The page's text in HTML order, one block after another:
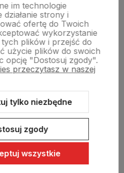
im technologie
strony i
ofertę do Twoich
wykorzystanie
plików i przejść do
użycie plików do swoich
opcję "Dostosuj zgody".
przeczytasz w naszej
tylko niezbędne
zgody
wszystkie